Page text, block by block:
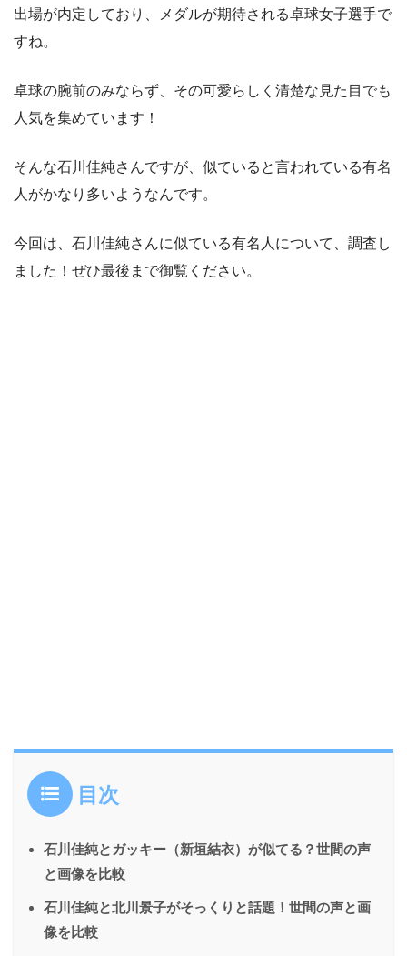
出場が内定しており、メダルが期待される卓球女子選手で
すね。
卓球の腕前のみならず、その可愛らしく清楚な見た目でも
人気を集めています！
そんな石川佳純さんですが、似ていると言われている有名
人がかなり多いようなんです。
今回は、石川佳純さんに似ている有名人について、調査し
ました！ぜひ最後まで御覧ください。
目次
石川佳純とガッキー（新垣結衣）が似てる？世間の声
と画像を比較
石川佳純と北川景子がそっくりと話題！世間の声と画
像を比較